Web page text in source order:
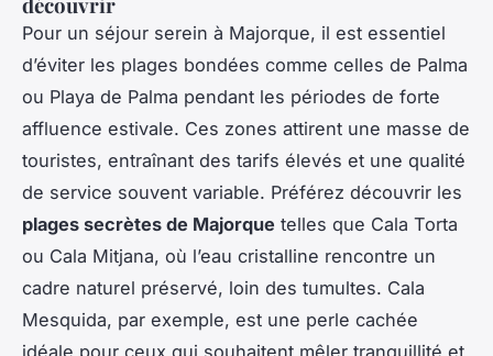
Pour un séjour serein à Majorque, il est essentiel
d’éviter les plages bondées comme celles de Palma
ou Playa de Palma pendant les périodes de forte
affluence estivale. Ces zones attirent une masse de
touristes, entraînant des tarifs élevés et une qualité
de service souvent variable. Préférez découvrir les
plages secrètes de Majorque telles que Cala Torta
ou Cala Mitjana, où l’eau cristalline rencontre un
cadre naturel préservé, loin des tumultes. Cala
Mesquida, par exemple, est une perle cachée
idéale pour ceux qui souhaitent mêler tranquillité et